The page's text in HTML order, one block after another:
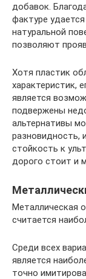
добавок.
фактуре
натуральной
позволяют
Хотя пластик
характеристик,
является
подвержены
альтернативы
стойкость к
дорого стоит и
Металлическая
считается
Среди всех
является
точно